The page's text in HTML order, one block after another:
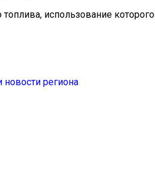
использование которого
региона